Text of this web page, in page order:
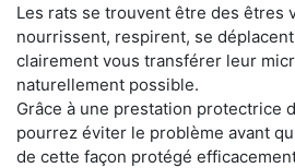
Les rats se trouvent être des êtres
nourrissent, respirent, se
clairement vous transférer leur
naturellement possible.
Grâce à une prestation protectrice
pourrez éviter le problème avant
de cette façon protégé